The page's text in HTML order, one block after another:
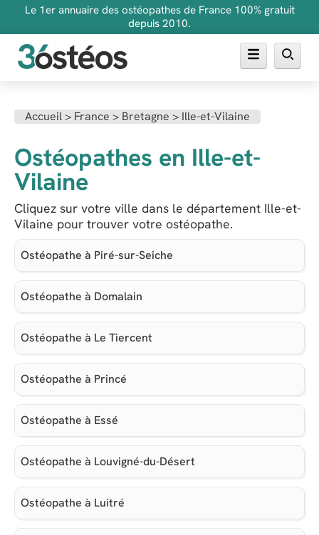
Le 1er annuaire des ostéopathes de France 100% gratuit
depuis 2010.
Inscrire son cabinet
Accueil > France > Bretagne > Ille-et-Vilaine
Ostéopathes en Ille-et-
Vilaine
Cliquez sur votre ville dans le département Ille-et-
Vilaine pour trouver votre ostéopathe.
Ostéopathe à Piré-sur-Seiche
Ostéopathe à Domalain
Ostéopathe à Le Tiercent
Ostéopathe à Princé
Ostéopathe à Essé
Ostéopathe à Louvigné-du-Désert
Ostéopathe à Luitré